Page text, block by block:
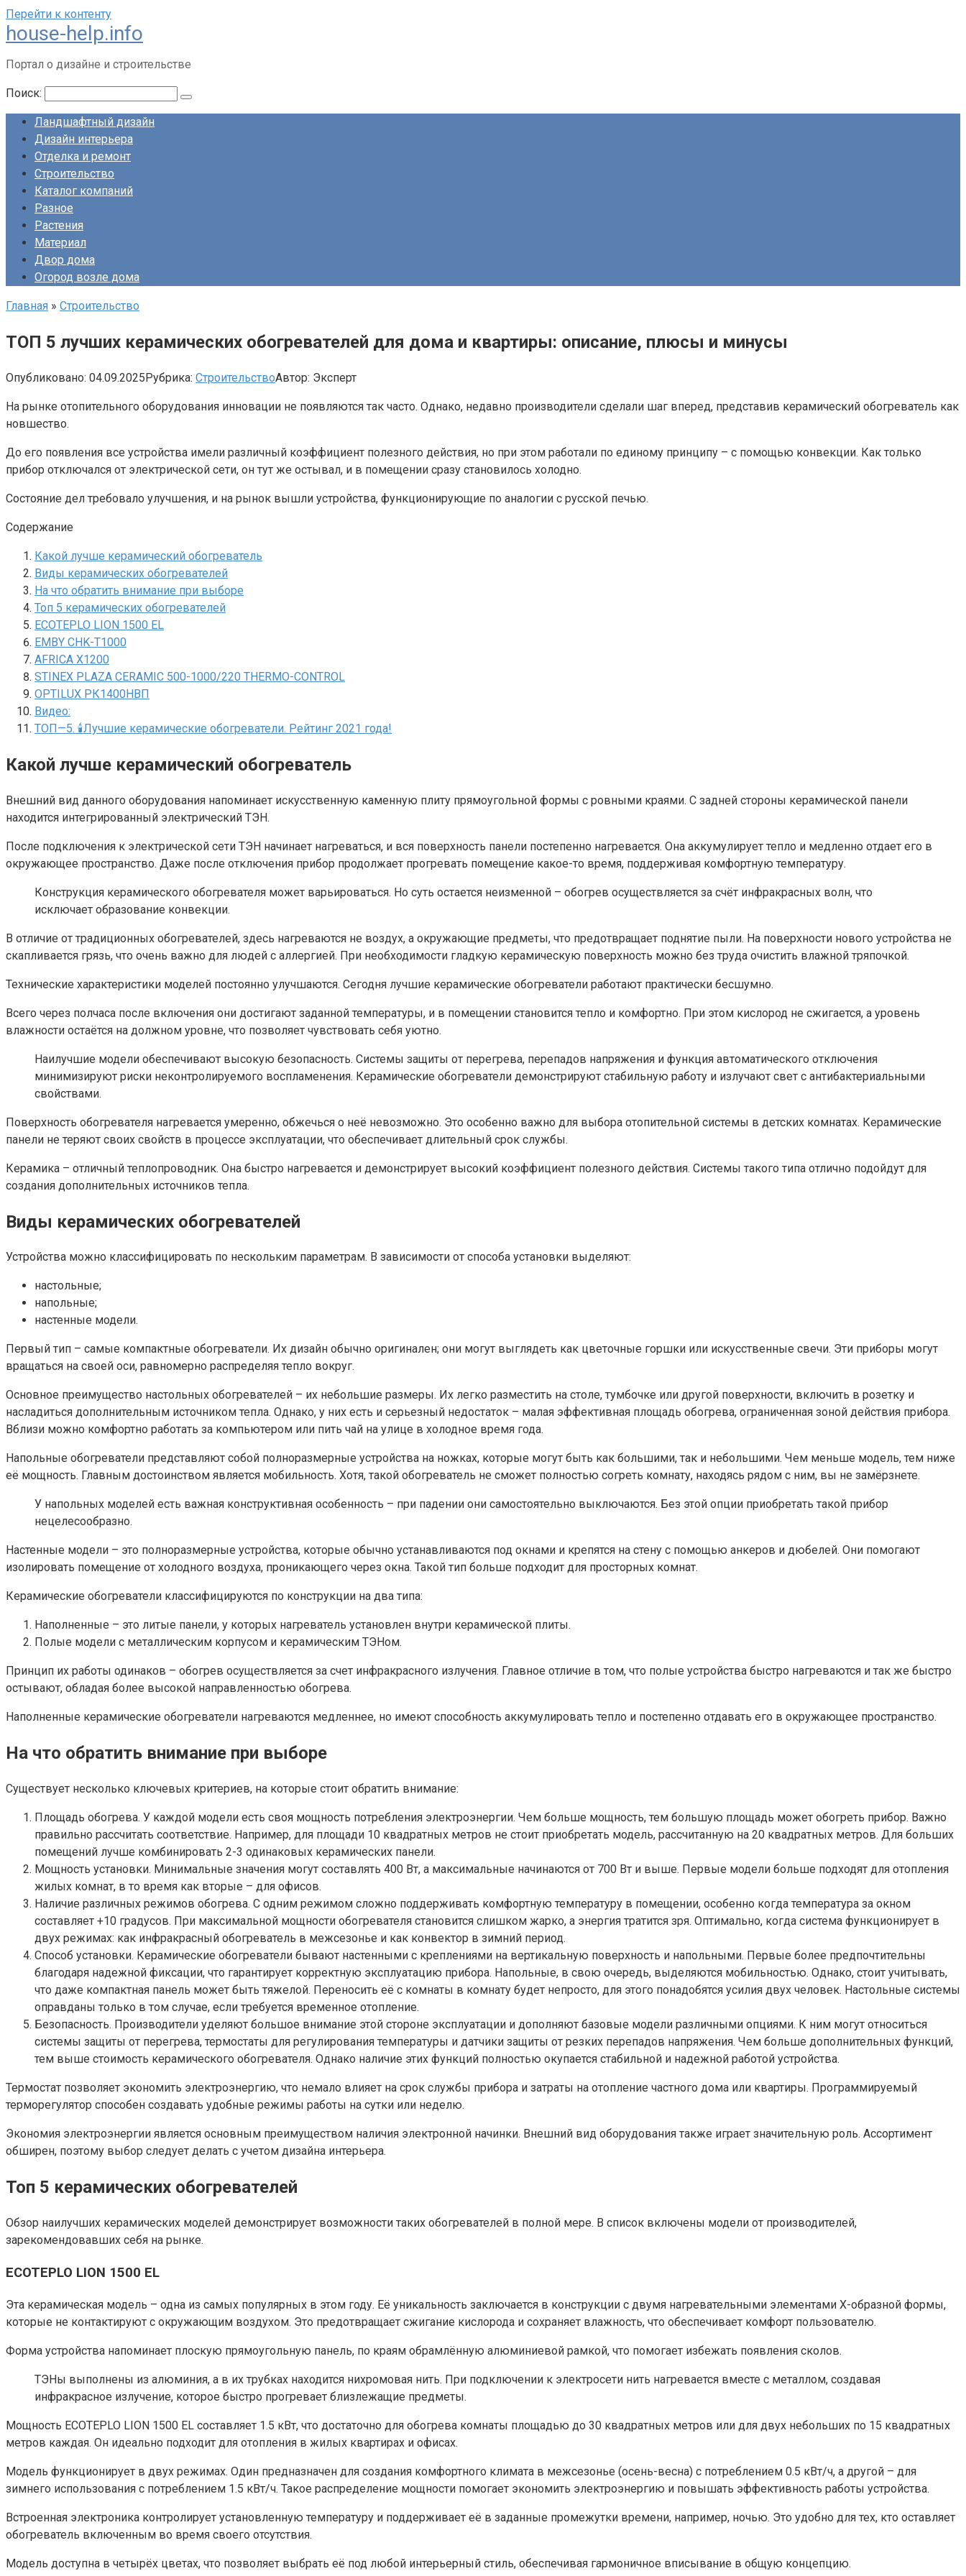
Перейти к контенту
house-help.info
Портал о дизайне и строительстве
Поиск:
Ландшафтный дизайн
Дизайн интерьера
Отделка и ремонт
Строительство
Каталог компаний
Разное
Растения
Материал
Двор дома
Огород возле дома
Главная » Строительство
ТОП 5 лучших керамических обогревателей для дома и квартиры: описание, плюсы и минусы
Опубликовано: 04.09.2025Рубрика: СтроительствоАвтор: Эксперт
На рынке отопительного оборудования инновации не появляются так часто. Однако, недавно производители сделали шаг вперед, представив керамический обогреватель как
новшество.
До его появления все устройства имели различный коэффициент полезного действия, но при этом работали по единому принципу – с помощью конвекции. Как только
прибор отключался от электрической сети, он тут же остывал, и в помещении сразу становилось холодно.
Состояние дел требовало улучшения, и на рынок вышли устройства, функционирующие по аналогии с русской печью.
Содержание
Какой лучше керамический обогреватель
Виды керамических обогревателей
На что обратить внимание при выборе
Топ 5 керамических обогревателей
ECOTEPLO LION 1500 EL
EMBY СНK-T1000
AFRICA X1200
STINEX PLAZA CERAMIC 500-1000/220 THERMO-CONTROL
OPTILUX РК1400НВП
Видео:
ТОП—5. 🕯Лучшие керамические обогреватели. Рейтинг 2021 года!
Какой лучше керамический обогреватель
Внешний вид данного оборудования напоминает искусственную каменную плиту прямоугольной формы с ровными краями. С задней стороны керамической панели
находится интегрированный электрический ТЭН.
После подключения к электрической сети ТЭН начинает нагреваться, и вся поверхность панели постепенно нагревается. Она аккумулирует тепло и медленно отдает его в
окружающее пространство. Даже после отключения прибор продолжает прогревать помещение какое-то время, поддерживая комфортную температуру.
Конструкция керамического обогревателя может варьироваться. Но суть остается неизменной – обогрев осуществляется за счёт инфракрасных волн, что
исключает образование конвекции.
В отличие от традиционных обогревателей, здесь нагреваются не воздух, а окружающие предметы, что предотвращает поднятие пыли. На поверхности нового устройства не
скапливается грязь, что очень важно для людей с аллергией. При необходимости гладкую керамическую поверхность можно без труда очистить влажной тряпочкой.
Технические характеристики моделей постоянно улучшаются. Сегодня лучшие керамические обогреватели работают практически бесшумно.
Всего через полчаса после включения они достигают заданной температуры, и в помещении становится тепло и комфортно. При этом кислород не сжигается, а уровень
влажности остаётся на должном уровне, что позволяет чувствовать себя уютно.
Наилучшие модели обеспечивают высокую безопасность. Системы защиты от перегрева, перепадов напряжения и функция автоматического отключения
минимизируют риски неконтролируемого воспламенения. Керамические обогреватели демонстрируют стабильную работу и излучают свет с антибактериальными
свойствами.
Поверхность обогревателя нагревается умеренно, обжечься о неё невозможно. Это особенно важно для выбора отопительной системы в детских комнатах. Керамические
панели не теряют своих свойств в процессе эксплуатации, что обеспечивает длительный срок службы.
Керамика – отличный теплопроводник. Она быстро нагревается и демонстрирует высокий коэффициент полезного действия. Системы такого типа отлично подойдут для
создания дополнительных источников тепла.
Виды керамических обогревателей
Устройства можно классифицировать по нескольким параметрам. В зависимости от способа установки выделяют:
настольные;
напольные;
настенные модели.
Первый тип – самые компактные обогреватели. Их дизайн обычно оригинален; они могут выглядеть как цветочные горшки или искусственные свечи. Эти приборы могут
вращаться на своей оси, равномерно распределяя тепло вокруг.
Основное преимущество настольных обогревателей – их небольшие размеры. Их легко разместить на столе, тумбочке или другой поверхности, включить в розетку и
насладиться дополнительным источником тепла. Однако, у них есть и серьезный недостаток – малая эффективная площадь обогрева, ограниченная зоной действия прибора.
Вблизи можно комфортно работать за компьютером или пить чай на улице в холодное время года.
Напольные обогреватели представляют собой полноразмерные устройства на ножках, которые могут быть как большими, так и небольшими. Чем меньше модель, тем ниже
её мощность. Главным достоинством является мобильность. Хотя, такой обогреватель не сможет полностью согреть комнату, находясь рядом с ним, вы не замёрзнете.
У напольных моделей есть важная конструктивная особенность – при падении они самостоятельно выключаются. Без этой опции приобретать такой прибор
нецелесообразно.
Настенные модели – это полноразмерные устройства, которые обычно устанавливаются под окнами и крепятся на стену с помощью анкеров и дюбелей. Они помогают
изолировать помещение от холодного воздуха, проникающего через окна. Такой тип больше подходит для просторных комнат.
Керамические обогреватели классифицируются по конструкции на два типа:
Наполненные – это литые панели, у которых нагреватель установлен внутри керамической плиты.
Полые модели с металлическим корпусом и керамическим ТЭНом.
Принцип их работы одинаков – обогрев осуществляется за счет инфракрасного излучения. Главное отличие в том, что полые устройства быстро нагреваются и так же быстро
остывают, обладая более высокой направленностью обогрева.
Наполненные керамические обогреватели нагреваются медленнее, но имеют способность аккумулировать тепло и постепенно отдавать его в окружающее пространство.
На что обратить внимание при выборе
Существует несколько ключевых критериев, на которые стоит обратить внимание:
Площадь обогрева. У каждой модели есть своя мощность потребления электроэнергии. Чем больше мощность, тем большую площадь может обогреть прибор. Важно
правильно рассчитать соответствие. Например, для площади 10 квадратных метров не стоит приобретать модель, рассчитанную на 20 квадратных метров. Для больших
помещений лучше комбинировать 2-3 одинаковых керамических панели.
Мощность установки. Минимальные значения могут составлять 400 Вт, а максимальные начинаются от 700 Вт и выше. Первые модели больше подходят для отопления
жилых комнат, в то время как вторые – для офисов.
Наличие различных режимов обогрева. С одним режимом сложно поддерживать комфортную температуру в помещении, особенно когда температура за окном
составляет +10 градусов. При максимальной мощности обогревателя становится слишком жарко, а энергия тратится зря. Оптимально, когда система функционирует в
двух режимах: как инфракрасный обогреватель в межсезонье и как конвектор в зимний период.
Способ установки. Керамические обогреватели бывают настенными с креплениями на вертикальную поверхность и напольными. Первые более предпочтительны
благодаря надежной фиксации, что гарантирует корректную эксплуатацию прибора. Напольные, в свою очередь, выделяются мобильностью. Однако, стоит учитывать,
что даже компактная панель может быть тяжелой. Переносить её с комнаты в комнату будет непросто, для этого понадобятся усилия двух человек. Настольные системы
оправданы только в том случае, если требуется временное отопление.
Безопасность. Производители уделяют большое внимание этой стороне эксплуатации и дополняют базовые модели различными опциями. К ним могут относиться
системы защиты от перегрева, термостаты для регулирования температуры и датчики защиты от резких перепадов напряжения. Чем больше дополнительных функций,
тем выше стоимость керамического обогревателя. Однако наличие этих функций полностью окупается стабильной и надежной работой устройства.
Термостат позволяет экономить электроэнергию, что немало влияет на срок службы прибора и затраты на отопление частного дома или квартиры. Программируемый
терморегулятор способен создавать удобные режимы работы на сутки или неделю.
Экономия электроэнергии является основным преимуществом наличия электронной начинки. Внешний вид оборудования также играет значительную роль. Ассортимент
обширен, поэтому выбор следует делать с учетом дизайна интерьера.
Топ 5 керамических обогревателей
Обзор наилучших керамических моделей демонстрирует возможности таких обогревателей в полной мере. В список включены модели от производителей,
зарекомендовавших себя на рынке.
ECOTEPLO LION 1500 EL
Эта керамическая модель – одна из самых популярных в этом году. Её уникальность заключается в конструкции с двумя нагревательными элементами Х-образной формы,
которые не контактируют с окружающим воздухом. Это предотвращает сжигание кислорода и сохраняет влажность, что обеспечивает комфорт пользователю.
Форма устройства напоминает плоскую прямоугольную панель, по краям обрамлённую алюминиевой рамкой, что помогает избежать появления сколов.
ТЭНы выполнены из алюминия, а в их трубках находится нихромовая нить. При подключении к электросети нить нагревается вместе с металлом, создавая
инфракрасное излучение, которое быстро прогревает близлежащие предметы.
Мощность ECOTEPLO LION 1500 EL составляет 1.5 кВт, что достаточно для обогрева комнаты площадью до 30 квадратных метров или для двух небольших по 15 квадратных
метров каждая. Он идеально подходит для отопления в жилых квартирах и офисах.
Модель функционирует в двух режимах. Один предназначен для создания комфортного климата в межсезонье (осень-весна) с потреблением 0.5 кВт/ч, а другой – для
зимнего использования с потреблением 1.5 кВт/ч. Такое распределение мощности помогает экономить электроэнергию и повышать эффективность работы устройства.
Встроенная электроника контролирует установленную температуру и поддерживает её в заданные промежутки времени, например, ночью. Это удобно для тех, кто оставляет
обогреватель включенным во время своего отсутствия.
Модель доступна в четырёх цветах, что позволяет выбрать её под любой интерьерный стиль, обеспечивая гармоничное вписывание в общую концепцию.